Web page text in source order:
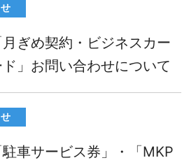
ぎめ契約・ビジネスカー
」お問い合わせについて
車サービス券」・「MKP